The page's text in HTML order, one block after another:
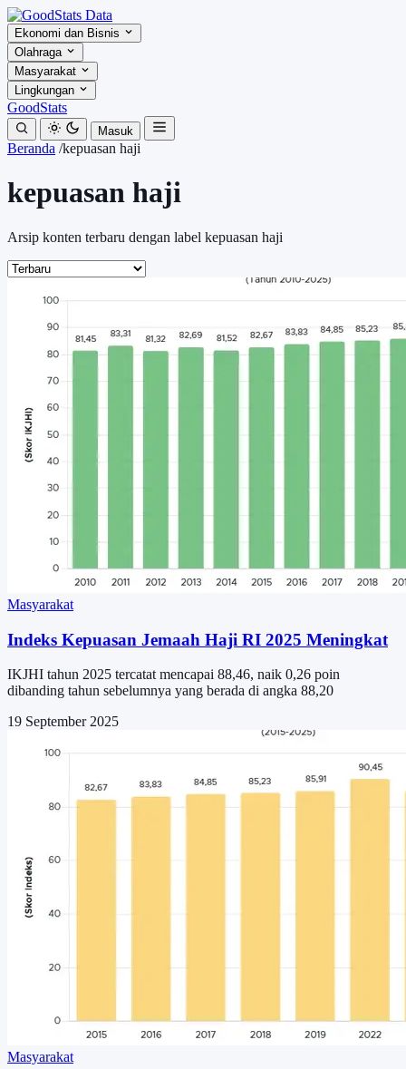
Ekonomi dan Bisnis
Olahraga
Masyarakat
Lingkungan
GoodStats
Masuk
Beranda /kepuasan haji
kepuasan haji
Arsip konten terbaru dengan label kepuasan haji
Masyarakat
Indeks Kepuasan Jemaah Haji RI 2025 Meningkat
IKJHI tahun 2025 tercatat mencapai 88,46, naik 0,26 poin
dibanding tahun sebelumnya yang berada di angka 88,20
19 September 2025
Masyarakat